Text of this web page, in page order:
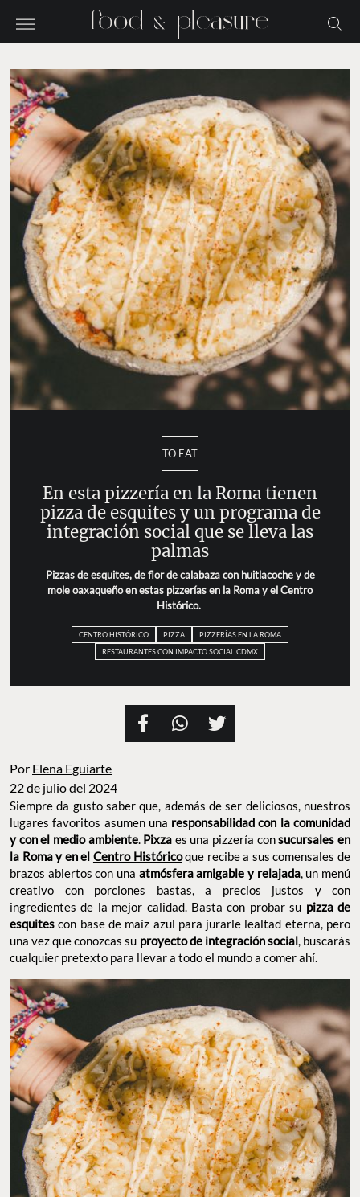
TO EAT
En esta pizzería en la Roma tienen
pizza de esquites y un programa de
integración social que se lleva las
palmas
Pizzas de esquites, de flor de calabaza con huitlacoche y de
mole oaxaqueño en estas pizzerías en la Roma y el Centro
Histórico.
CENTRO HISTÓRICO PIZZA
PIZZERÍAS EN LA ROMA
RESTAURANTES CON IMPACTO SOCIAL CDMX
Por Elena Eguiarte
22 de julio del 2024
Siempre da gusto saber que, además de ser deliciosos, nuestros
lugares favoritos asumen una responsabilidad con la comunidad
y con el medio ambiente. Pixza es una pizzería consucursales en
la Roma y en el Centro Históricoque recibe a sus comensales de
brazos abiertos con una atmósfera amigable y relajada, un menú
creativo con porciones bastas, a precios justos y con
ingredientes de la mejor calidad. Basta con probar su pizza de
esquites con base de maíz azul para jurarle lealtad eterna, pero
una vez que conozcas su proyecto de integración social, buscarás
cualquier pretexto para llevar a todo el mundo a comer ahí.